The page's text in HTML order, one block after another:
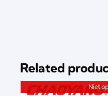
Related
Niet